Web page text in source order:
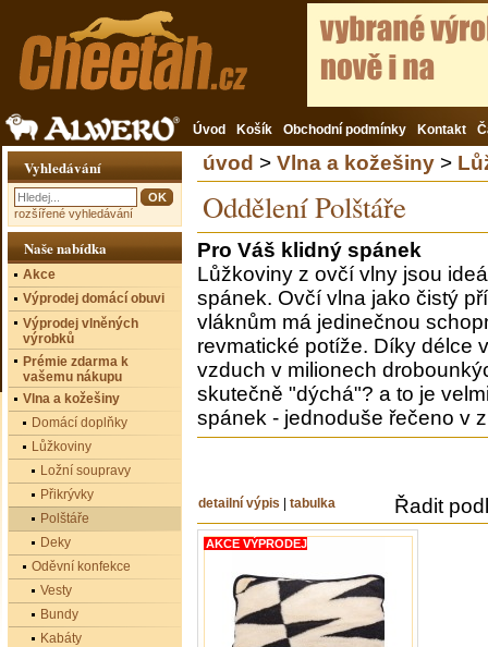
Úvod Košík Obchodní podmínky Kontakt
úvod > Vlna a kožešiny >
Oddělení Polštáře
Pro Váš klidný spánek
Lůžkoviny z ovčí vlny jsou
spánek. Ovčí vlna jako čistý
vláknům má jedinečnou
revmatické potíže. Díky délce
vzduch v milionech
skutečně "dýchá"? a to je
spánek - jednoduše řečeno v
detailní výpis tabulka Řadit
AKCE VÝPRODEJ
Vyhledávání
rozšířené vyhledávání
Naše nabídka
Akce
Výprodej domácí obuvi
Výprodej vlněných
výrobků
Prémie zdarma k
vašemu nákupu
Vlna a kožešiny
Domácí doplňky
Lůžkoviny
Ložní soupravy
Přikrývky
Polštáře
Deky
Oděvní konfekce
Vesty
Bundy
Kabáty